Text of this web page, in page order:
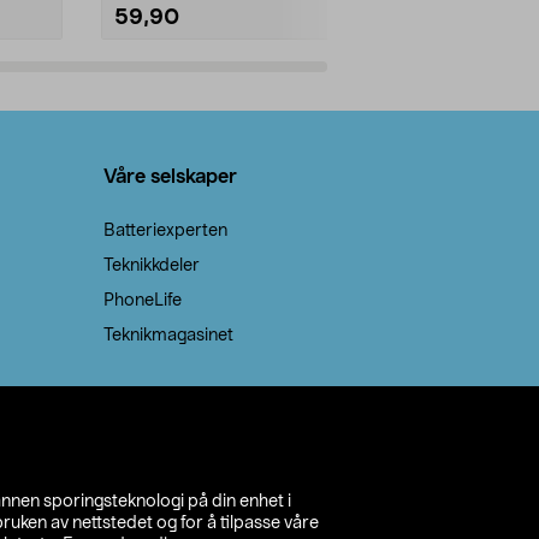
sporingsteknologi på din enhet i
av nettstedet og for å tilpasse våre
59,90
Våre selskaper
Batteriexperten
Teknikkdeler
PhoneLife
Teknikmagasinet